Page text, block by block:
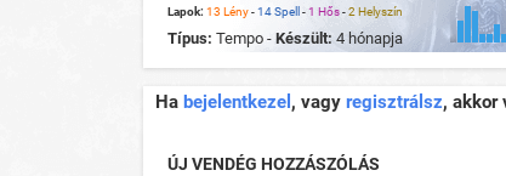
Lapok: 13 Lény-14 Spell -1 Hős-2 Helyszín
Típus: Tempo - Készült: 4 hónapja
Ha bejelentkezel , vagy regisztrálsz, akkor
ÚJ VENDÉG HOZZÁSZÓLÁS